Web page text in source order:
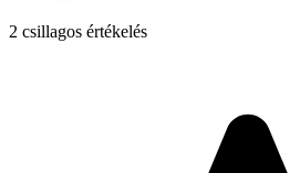
2 csillagos értékelés